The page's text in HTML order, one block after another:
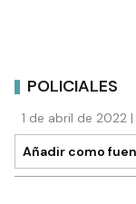
POLICIALES
1 de abril de 2022
Añadir como